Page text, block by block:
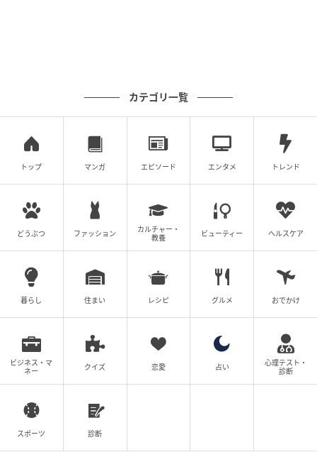
カテゴリ一覧
トップ マンガ エピソード エンタメ トレンド
どうぶつ ファッション
カルチャー・
教養
ビューティー ヘルスケア
暮らし 住まい レシピ グルメ おでかけ
ビジネス・マ
ネー
クイズ 恋愛 占い
心理テスト・
診断
スポーツ 診断